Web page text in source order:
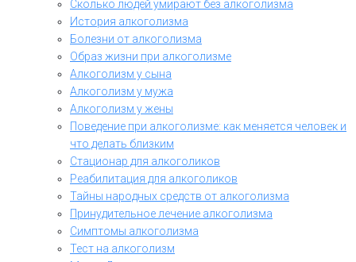
Сколько людей умирают без алкоголизма
История алкоголизма
Болезни от алкоголизма
Образ жизни при алкоголизме
Алкоголизм у сына
Алкоголизм у мужа
Алкоголизм у жены
Поведение при алкоголизме: как меняется человек и
что делать близким
Стационар для алкоголиков
Реабилитация для алкоголиков
Тайны народных средств от алкоголизма
Принудительное лечение алкоголизма
Симптомы алкоголизма
Тест на алкоголизм